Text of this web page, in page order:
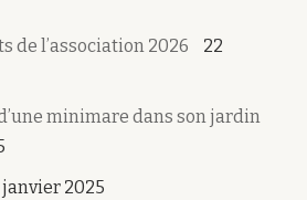
de l’association 2026
22
minimare dans son jardin
janvier 2025